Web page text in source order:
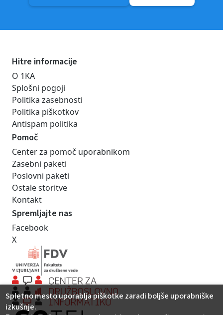
Hitre informacije
O 1KA
Splošni pogoji
Politika zasebnosti
Politika piškotkov
Antispam politika
Pomoč
Center za pomoč uporabnikom
Zasebni paketi
Poslovni paketi
Ostale storitve
Kontakt
Spremljajte nas
Facebook
X
Spletno mesto uporablja piškotke zaradi boljše uporabniške
izkušnje.